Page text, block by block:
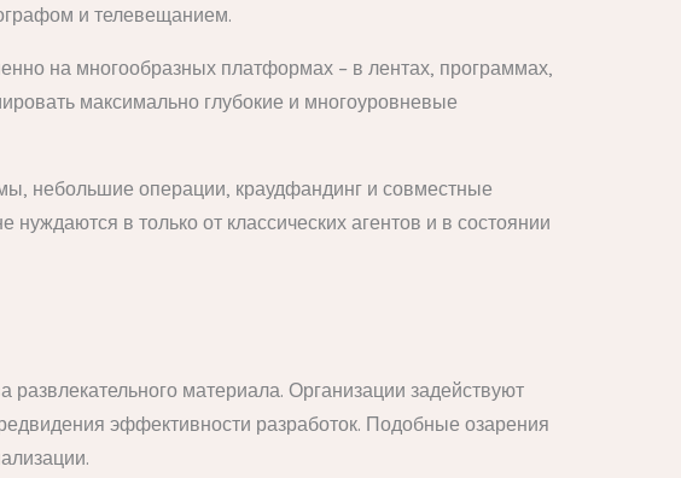
и телевещанием.
на многообразных платформах – в лентах, программах,
максимально глубокие и многоуровневые
небольшие операции, краудфандинг и совместные
в только от классических агентов и в состоянии
материала. Организации задействуют
эффективности разработок. Подобные озарения